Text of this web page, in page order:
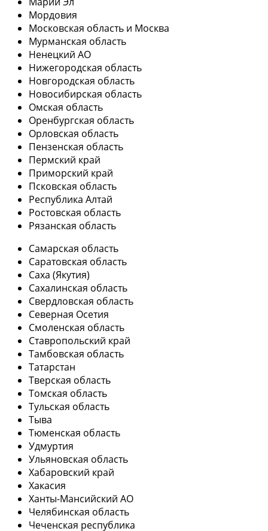
Мордовия
Московская область и Москва
Мурманская область
Ненецкий АО
Нижегородская область
Новгородская область
Новосибирская область
Омская область
Оренбургская область
Орловская область
Пензенская область
Пермский край
Приморский край
Псковская область
Республика Алтай
Ростовская область
Рязанская область
Самарская область
Саратовская область
Саха (Якутия)
Сахалинская область
Свердловская область
Северная Осетия
Смоленская область
Ставропольский край
Тамбовская область
Татарстан
Тверская область
Томская область
Тульская область
Тыва
Тюменская область
Удмуртия
Ульяновская область
Хабаровский край
Хакасия
Ханты-Мансийский АО
Челябинская область
Чеченская республика